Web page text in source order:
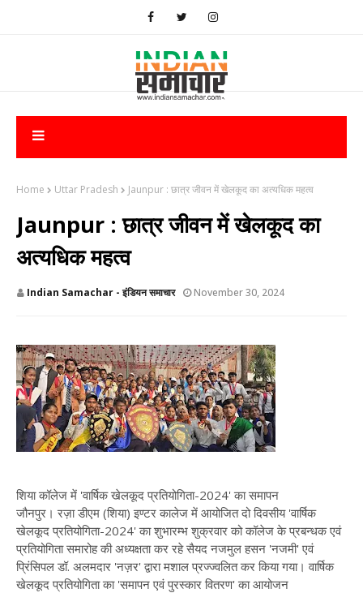
Home Uttar Pradesh ​Jaunpur : छात्र जीवन में खेलकूद का अत्यधिक महत्व
​Jaunpur : छात्र जीवन में खेलकूद का
अत्यधिक महत्व
Indian Samachar - इंडियन समाचार November 30, 2024
शिया कॉलेज में 'वार्षिक खेलकूद प्रतियोगिता-2024' का समापन
जौनपुर। रज़ा डीएम (शिया) इण्टर कालेज में आयोजित दो दिवसीय 'वार्षिक
खेलकूद प्रतियोगिता-2024' का शुभारम्भ शुक्रवार को कॉलेज के प्रबन्धक एवं
प्रतियोगिता समारोह की अध्यक्षता कर रहे सैयद नजमुल हसन 'नजमी' एवं
प्रिंसिपल डॉ. अलमदार 'नज़र' द्वारा मशाल प्रज्ज्वलित कर किया गया। वार्षिक
खेलकूद प्रतियोगिता का 'समापन एवं पुरस्कार वितरण' का आयोजन